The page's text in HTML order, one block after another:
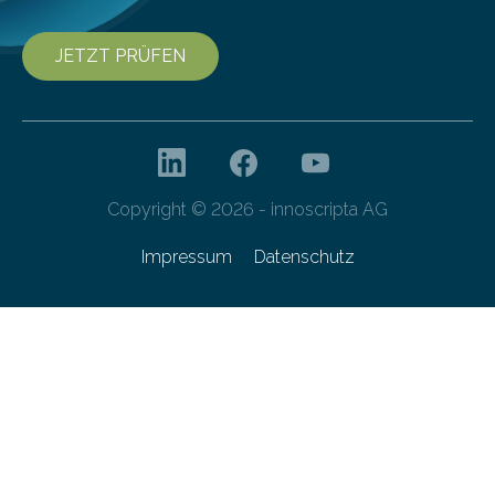
JETZT PRÜFEN
Copyright © 2026 - innoscripta AG
Impressum Datenschutz